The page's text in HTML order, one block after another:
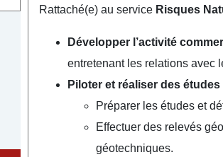
Rattaché(e) au service Risques
Développer l’activité
entretenant les relations avec
Piloter et réaliser des
Préparer les études et
Effectuer des relevés
géotechniques.